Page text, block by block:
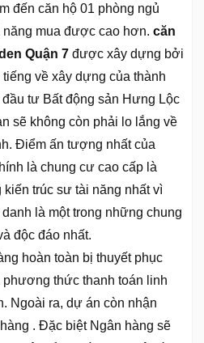
đến căn hộ 01 phòng ngủ
mua được cao hơn. căn
Quận 7 được xây dựng bởi
về xây dựng của thành
tư Bất động sản Hưng Lộc
sẽ không còn phải lo lắng về
Điểm ấn tượng nhất của
là chung cư cao cấp là
trúc sư tài năng nhất vì
là một trong những chung
độc đáo nhất.
hoàn toàn bị thuyết phục
thức thanh toán linh
Ngoài ra, dự án còn nhận
. Đặc biệt Ngân hàng sẽ